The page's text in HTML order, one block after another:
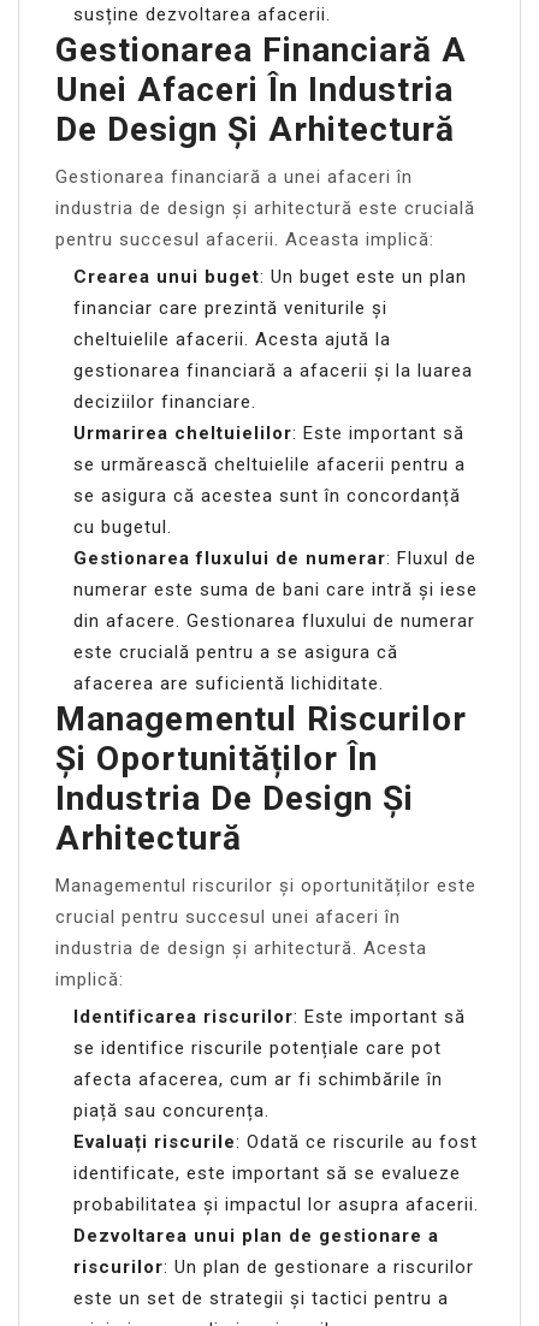
susține dezvoltarea afacerii.
Gestionarea Financiară A
Unei Afaceri În Industria
De Design Și Arhitectură
Gestionarea financiară a unei afaceri în
industria de design și arhitectură este crucială
pentru succesul afacerii. Aceasta implică:
Crearea unui buget: Un buget este un plan
financiar care prezintă veniturile și
cheltuielile afacerii. Acesta ajută la
gestionarea financiară a afacerii și la luarea
deciziilor financiare.
Urmarirea cheltuielilor: Este important să
se urmărească cheltuielile afacerii pentru a
se asigura că acestea sunt în concordanță
cu bugetul.
Gestionarea fluxului de numerar: Fluxul de
numerar este suma de bani care intră și iese
din afacere. Gestionarea fluxului de numerar
este crucială pentru a se asigura că
afacerea are suficientă lichiditate.
Managementul Riscurilor
Și Oportunităților În
Industria De Design Și
Arhitectură
Managementul riscurilor și oportunităților este
crucial pentru succesul unei afaceri în
industria de design și arhitectură. Acesta
implică:
Identificarea riscurilor: Este important să
se identifice riscurile potențiale care pot
afecta afacerea, cum ar fi schimbările în
piață sau concurența.
Evaluați riscurile: Odată ce riscurile au fost
identificate, este important să se evalueze
probabilitatea și impactul lor asupra afacerii.
Dezvoltarea unui plan de gestionare a
riscurilor: Un plan de gestionare a riscurilor
este un set de strategii și tactici pentru a